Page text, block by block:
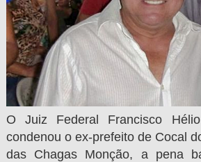
O Juiz Federal Francisco
condenou o ex-prefeito de Cocal
das Chagas Monção, a pena